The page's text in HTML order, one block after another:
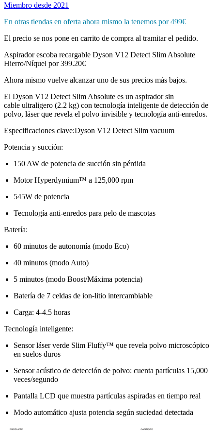
Miembro desde 2021
En otras tiendas en oferta ahora mismo la tenemos por 499€
El precio se nos pone en carrito de compra al tramitar el pedido.
Aspirador escoba recargable Dyson V12 Detect Slim Absolute
Hierro/Níquel por 399.20€
Ahora mismo vuelve alcanzar uno de sus precios más bajos.
El Dyson V12 Detect Slim Absolute es un aspirador sin
cable ultraligero (2.2 kg) con tecnología inteligente de detección de
polvo, láser que revela el polvo invisible y tecnología anti-enredos.
Especificaciones clave:Dyson V12 Detect Slim vacuum
Potencia y succión:
150 AW de potencia de succión sin pérdida
Motor Hyperdymium™ a 125,000 rpm
545W de potencia
Tecnología anti-enredos para pelo de mascotas
Batería:
60 minutos de autonomía (modo Eco)
40 minutos (modo Auto)
5 minutos (modo Boost/Máxima potencia)
Batería de 7 celdas de ion-litio intercambiable
Carga: 4-4.5 horas
Tecnología inteligente:
Sensor láser verde Slim Fluffy™ que revela polvo microscópico
en suelos duros
Sensor acústico de detección de polvo: cuenta partículas 15,000
veces/segundo
Pantalla LCD que muestra partículas aspiradas en tiempo real
Modo automático ajusta potencia según suciedad detectada